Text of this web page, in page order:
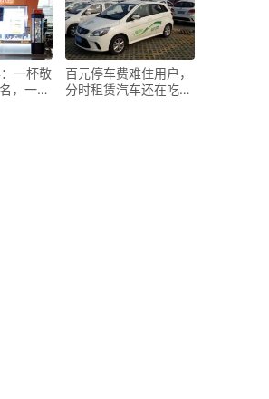
一杯敬
，一杯
百元停车费难住用户，
分时租赁汽车还在吃